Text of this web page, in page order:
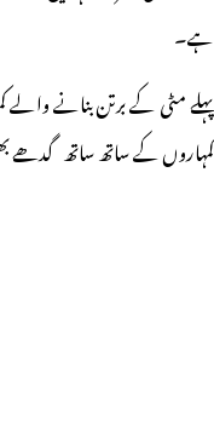
ہے۔
پہلے مٹی کے برتن بنانے
کمہاروں کے ساتھ ساتھ گدھے